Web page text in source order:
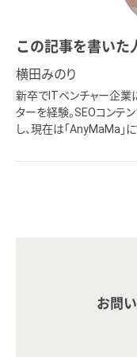
この記事を書いた
横田みのり
新卒でITベンチャー企業
ターを経験。SEOコンテ
し、現在は「AnyMaMa」
お問